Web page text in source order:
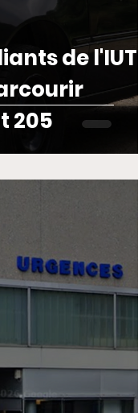
de l'IUT
205